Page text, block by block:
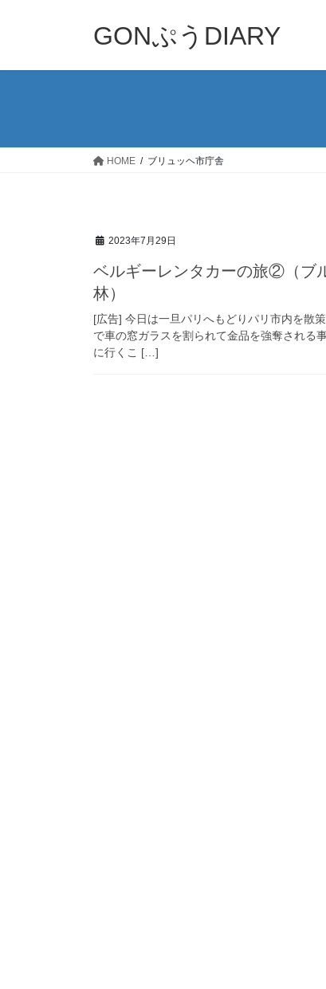
GONぷうDIARY
HOME ブリュッヘ市庁舎
2023年7月29日
ベルギーレンタカーの旅②（ブ
林）
[広告] 今日は一旦パリへもどりパリ市内を散
で車の窓ガラスを割られて金品を強奪される
に行くこ […]